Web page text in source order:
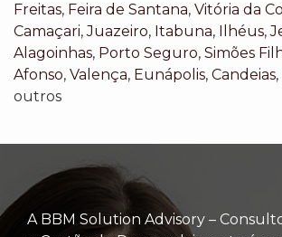
Freitas, Feira de Santana, Vitória da
Camaçari,Juazeiro, Itabuna, Ilhéus,
Alagoinhas, Porto Seguro, Simões
Afonso, Valença, Eunápolis, Candeias,
outros
A BBM Solution Advisory –